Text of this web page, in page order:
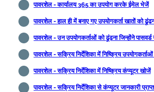
पावरशेल - कार्यालय 365 का उपयोग करके ईमेल भेजें
पावरशेल - हाल ही में बनाए गए उपयोगकर्ता खातों को
पावरशेल - उन उपयोगकर्ताओं को ढूंढना जिन्होंने पासवर्ड
पावरशेल - सक्रिय निर्देशिका में निष्क्रिय
पावरशेल - सक्रिय निर्देशिका में निष्क्रिय कंप्यूटर खोजें
पावरशेल - सक्रिय निर्देशिका से कंप्यूटर जानकारी